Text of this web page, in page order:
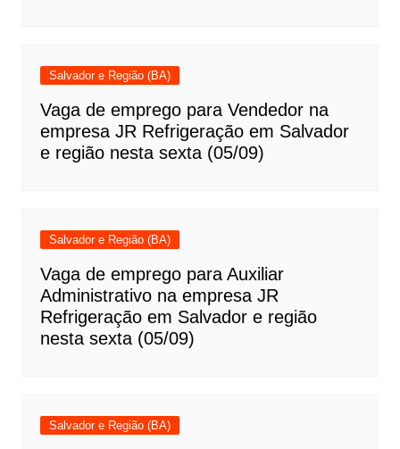
Salvador e Região (BA)
Vaga de emprego para Vendedor na
empresa JR Refrigeração em Salvador
e região nesta sexta (05/09)
Salvador e Região (BA)
Vaga de emprego para Auxiliar
Administrativo na empresa JR
Refrigeração em Salvador e região
nesta sexta (05/09)
Salvador e Região (BA)